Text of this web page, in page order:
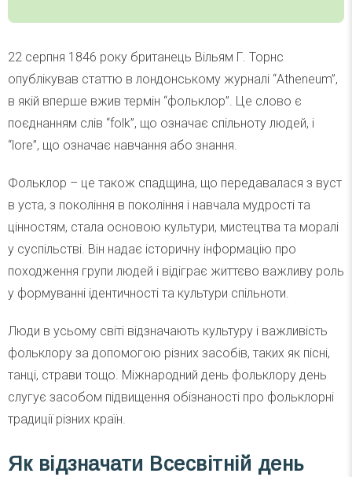
22 серпня 1846 року британець Вільям Г. Торнс
опублікував статтю в лондонському журналі “Atheneum”,
в якій вперше вжив термін “фольклор”. Це слово є
поєднанням слів “folk”, що означає спільноту людей, і
“lore”, що означає навчання або знання.
Фольклор – це також спадщина, що передавалася з вуст
в уста, з покоління в покоління і навчала мудрості та
цінностям, стала основою культури, мистецтва та моралі
у суспільстві. Він надає історичну інформацію про
походження групи людей і відіграє життєво важливу роль
у формуванні ідентичності та культури спільноти.
Люди в усьому світі відзначають культуру і важливість
фольклору за допомогою різних засобів, таких як пісні,
танці, страви тощо. Міжнародний день фольклору день
слугує засобом підвищення обізнаності про фольклорні
традиції різних країн.
Як відзначати Всесвітній день